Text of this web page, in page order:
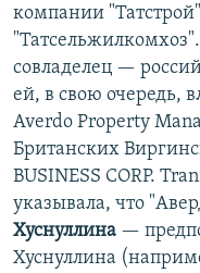
компании
совладелец —
ей, в свою очередь,
Averdo Property
Британских
BUSINESS CORP.
указывала, что
Хуснуллина —
Хуснуллина